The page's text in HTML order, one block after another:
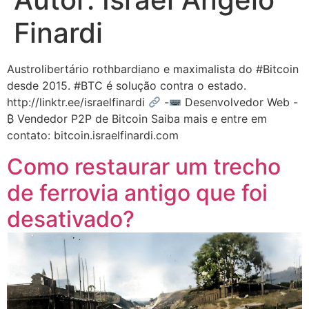
Finardi
Austrolibertário rothbardiano e maximalista do #Bitcoin
desde 2015. #BTC é solução contra o estado.
http://linktr.ee/israelfinardi
-
Desenvolvedor Web -
₿ Vendedor P2P de Bitcoin Saiba mais e entre em
contato: bitcoin.israelfinardi.com
Como restaurar um trecho
de ferrovia antigo que foi
desativado?